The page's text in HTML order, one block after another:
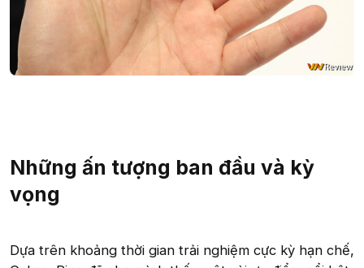
Những ấn tượng ban đầu và kỳ
vọng
Dựa trên khoảng thời gian trải nghiệm cực kỳ hạn chế,